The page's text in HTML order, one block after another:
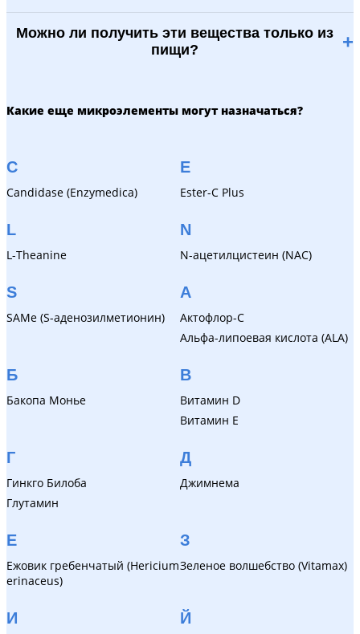
Можно ли получить эти вещества только из
пищи?
+
Какие еще микроэлементы могут назначаться?
C
Candidase (Enzymedica)
E
Ester-C Plus
L
L-Theanine
N
N-ацетилцистеин (NAC)
S
SAMe (S-аденозилметионин)
А
Актофлор-С
Альфа-липоевая кислота (ALA)
Б
Бакопа Монье
В
Витамин D
Витамин Е
Г
Гинкго Билоба
Глутамин
Д
Джимнема
Е
Ежовик гребенчатый (Hericium
erinaceus)
З
Зеленое волшебство (Vitamax)
И Й